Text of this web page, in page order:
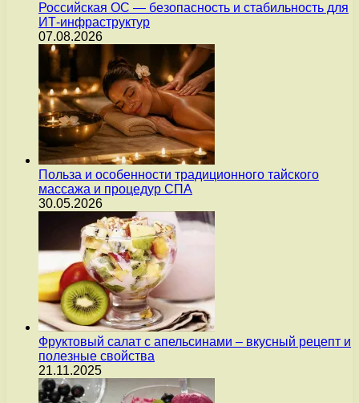
Российская ОС — безопасность и стабильность для
ИТ-инфраструктур
07.08.2026
Польза и особенности традиционного тайского
массажа и процедур СПА
30.05.2026
Фруктовый салат с апельсинами – вкусный рецепт и
полезные свойства
21.11.2025